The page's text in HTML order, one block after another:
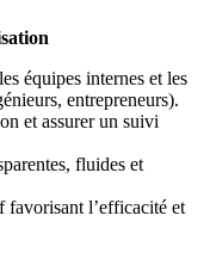
équipes internes et les
entrepreneurs).
et assurer un suivi
fluides et
favorisant l’efficacité et